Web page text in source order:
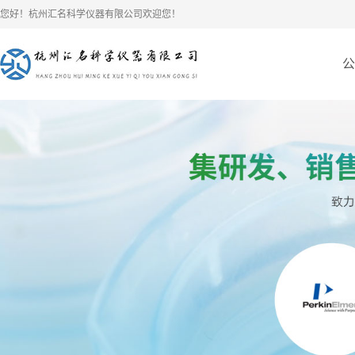
您好！杭州汇名科学仪器有限公司欢迎您！